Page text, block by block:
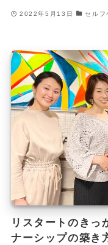
2022年5月13日 セルフ
リスタートのき
ナーシップの築き